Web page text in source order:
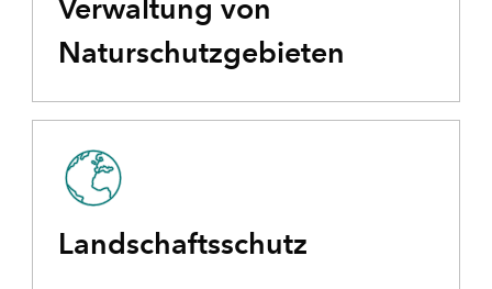
Verwaltung von
Naturschutzgebieten
Landschaftsschutz